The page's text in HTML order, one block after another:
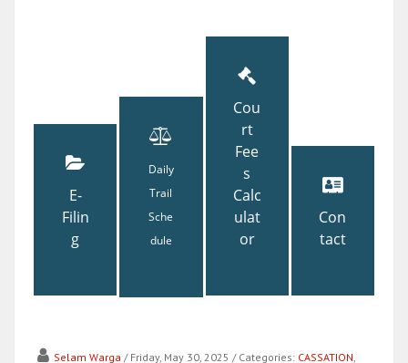
E-
Filin
g
Daily
Trail
Sche
dule
Cou
rt
Fee
s
Calc
ulat
or
Con
tact
Selam Warga / Friday, May 30, 2025 / Categories: CASSATION,